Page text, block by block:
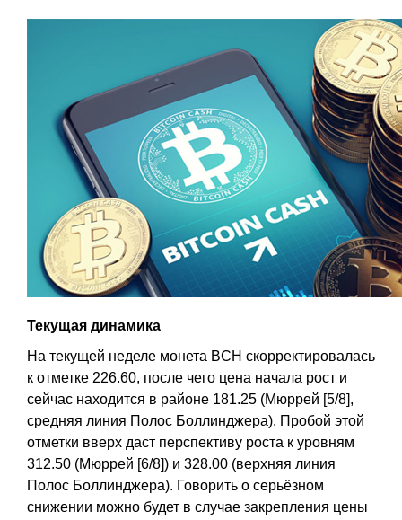
Текущая динамика
На текущей неделе монета BCH скорректировалась
к отметке 226.60, после чего цена начала рост и
сейчас находится в районе 181.25 (Мюррей [5/8],
средняя линия Полос Боллинджера). Пробой этой
отметки вверх даст перспективу роста к уровням
312.50 (Мюррей [6/8]) и 328.00 (верхняя линия
Полос Боллинджера). Говорить о серьёзном
снижении можно будет в случае закрепления цены